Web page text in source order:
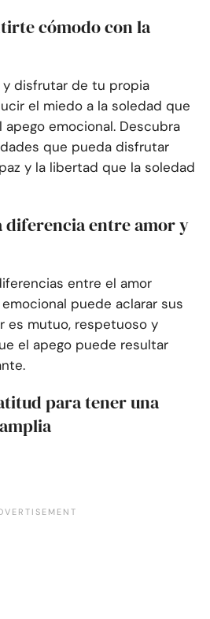
cómodo con la
y disfrutar de tu propia
el miedo a la soledad que
apego emocional. Descubra
que pueda disfrutar
y la libertad que la soledad
diferencia entre amor y
entre el amor
puede aclarar sus
es mutuo, respetuoso y
el apego puede resultar
para tener una